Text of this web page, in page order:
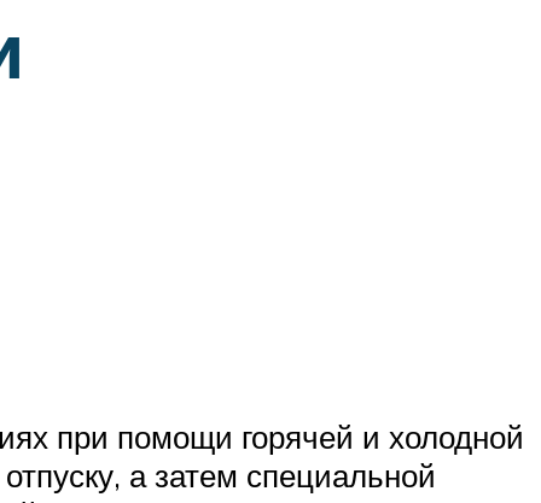
при помощи горячей и холодной
а затем специальной